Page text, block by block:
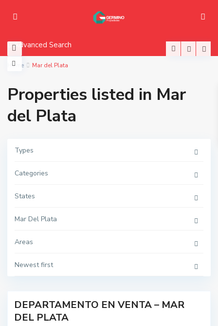
Advanced Search
Home Mar del Plata
Properties listed in Mar
del Plata
Types
Categories
States
Mar Del Plata
Areas
Newest first
t
o
M
a
e
l
DEPARTAMENTO EN VENTA – MAR
DEL PLATA
t
o
d
o